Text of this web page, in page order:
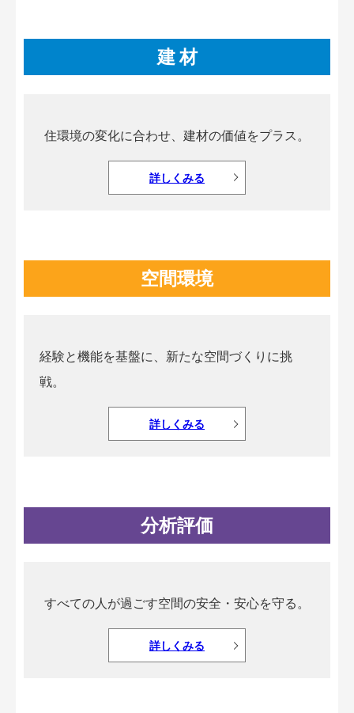
建 材
住環境の変化に合わせ、建材の価値をプラス。
詳しくみる
空間環境
経験と機能を基盤に、新たな空間づくりに挑
戦。
詳しくみる
分析評価
すべての人が過ごす空間の安全・安心を守る。
詳しくみる